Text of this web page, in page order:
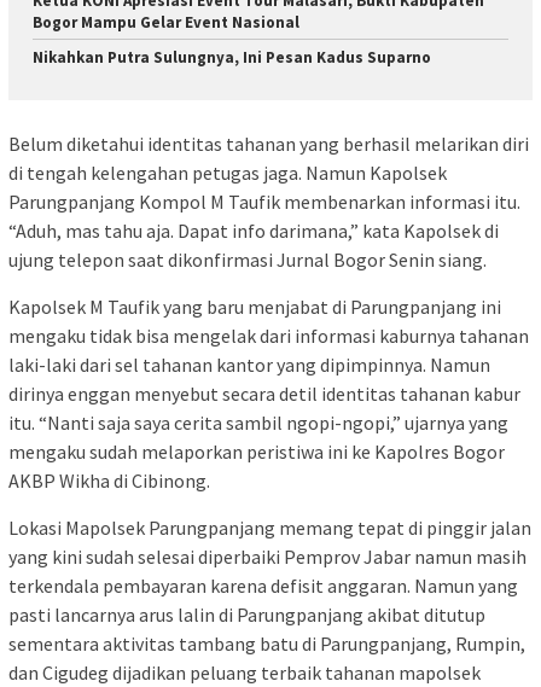
Bogor Mampu Gelar Event Nasional
Nikahkan Putra Sulungnya, Ini Pesan Kadus Suparno
Belum diketahui identitas tahanan yang berhasil melarikan diri
di tengah kelengahan petugas jaga. Namun Kapolsek
Parungpanjang Kompol M Taufik membenarkan informasi itu.
“Aduh, mas tahu aja. Dapat info darimana,” kata Kapolsek di
ujung telepon saat dikonfirmasi Jurnal Bogor Senin siang.
Kapolsek M Taufik yang baru menjabat di Parungpanjang ini
mengaku tidak bisa mengelak dari informasi kaburnya tahanan
laki-laki dari sel tahanan kantor yang dipimpinnya. Namun
dirinya enggan menyebut secara detil identitas tahanan kabur
itu. “Nanti saja saya cerita sambil ngopi-ngopi,” ujarnya yang
mengaku sudah melaporkan peristiwa ini ke Kapolres Bogor
AKBP Wikha di Cibinong.
Lokasi Mapolsek Parungpanjang memang tepat di pinggir jalan
yang kini sudah selesai diperbaiki Pemprov Jabar namun masih
terkendala pembayaran karena defisit anggaran. Namun yang
pasti lancarnya arus lalin di Parungpanjang akibat ditutup
sementara aktivitas tambang batu di Parungpanjang, Rumpin,
dan Cigudeg dijadikan peluang terbaik tahanan mapolsek